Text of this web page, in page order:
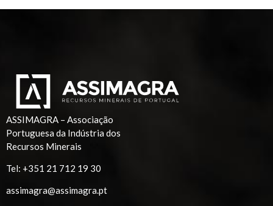
ASSIMAGRA – Associação
Portuguesa da Indústria dos
Recursos Minerais
Tel: +351 21 712 19 30
assimagra@assimagra.pt